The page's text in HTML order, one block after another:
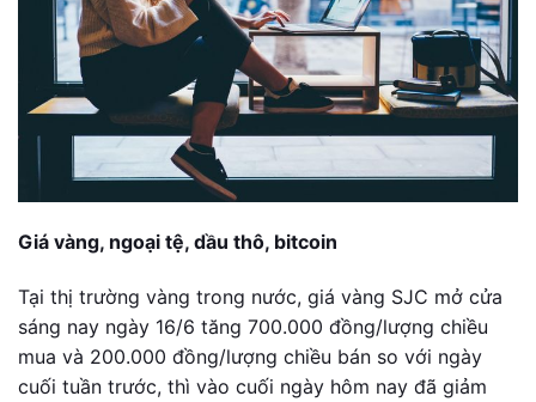
Giá vàng, ngoại tệ, dầu thô, bitcoin
Tại thị trường vàng trong nước, giá vàng SJC mở cửa
sáng nay ngày 16/6 tăng 700.000 đồng/lượng chiều
mua và 200.000 đồng/lượng chiều bán so với ngày
cuối tuần trước, thì vào cuối ngày hôm nay đã giảm